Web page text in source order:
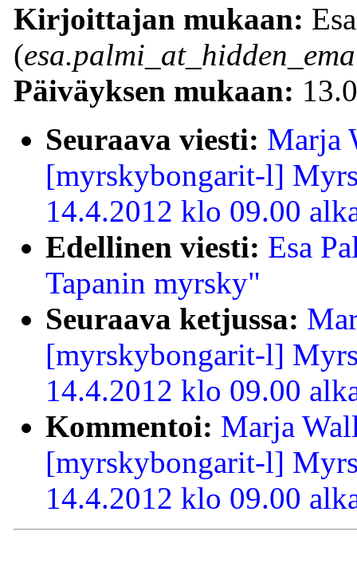
Kirjoittajan mukaan:
(
Päiväyksen mukaan:
Seuraava viesti: Marja
[myrskybongarit-l]
14.4.2012 klo 09.00
Edellinen viesti: Esa
Tapanin myrsky"
Seuraava ketjussa:
[myrskybongarit-l]
14.4.2012 klo 09.00
Kommentoi: Marja
[myrskybongarit-l]
14.4.2012 klo 09.00